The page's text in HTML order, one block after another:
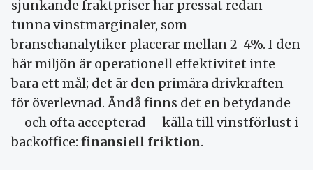
sjunkande fraktpriser har pressat redan
tunna vinstmarginaler, som
branschanalytiker placerar mellan 2-4%. I den
här miljön är operationell effektivitet inte
bara ett mål; det är den primära drivkraften
för överlevnad. Ändå finns det en betydande
– och ofta accepterad – källa till vinstförlust i
backoffice: finansiell friktion.